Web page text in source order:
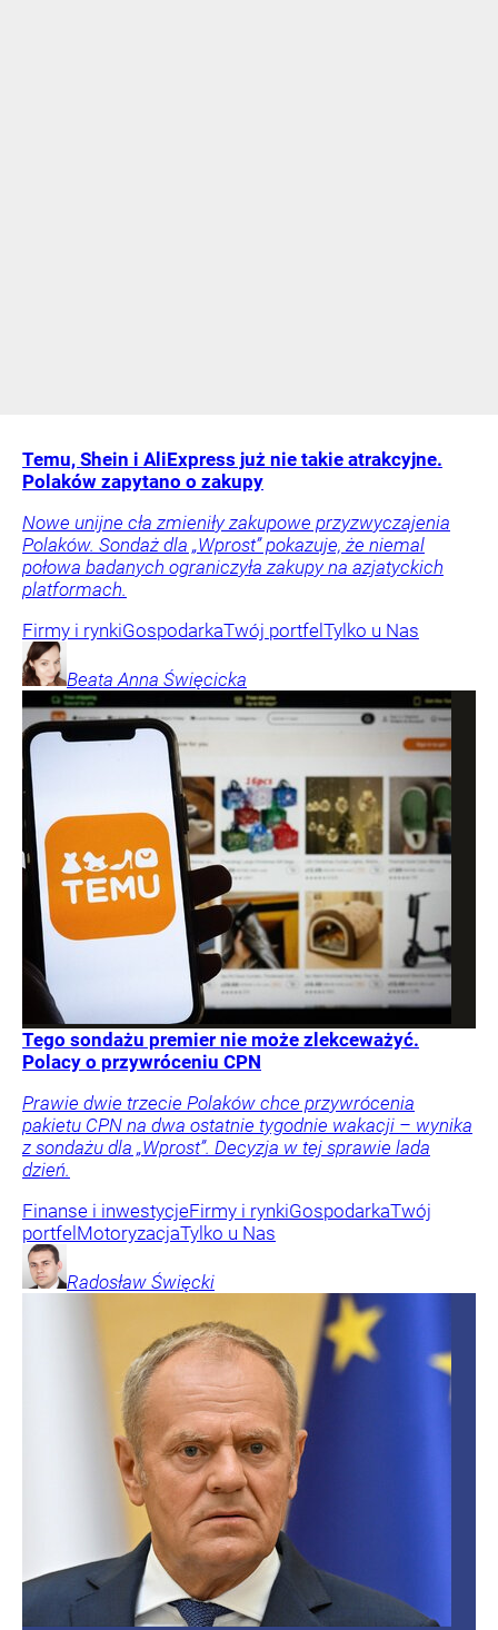
Temu, Shein i AliExpress już nie takie atrakcyjne.
Polaków zapytano o zakupy
Nowe unijne cła zmieniły zakupowe przyzwyczajenia
Polaków. Sondaż dla „Wprost” pokazuje, że niemal
połowa badanych ograniczyła zakupy na azjatyckich
platformach.
Firmy i rynkiGospodarkaTwój portfel Tylko u Nas
Beata Anna Święcicka
Tego sondażu premier nie może zlekceważyć.
Polacy o przywróceniu CPN
Prawie dwie trzecie Polaków chce przywrócenia
pakietu CPN na dwa ostatnie tygodnie wakacji – wynika
z sondażu dla „Wprost”. Decyzja w tej sprawie lada
dzień.
Finanse i inwestycjeFirmy i rynkiGospodarkaTwój
portfel MotoryzacjaTylko u Nas
Radosław Święcki